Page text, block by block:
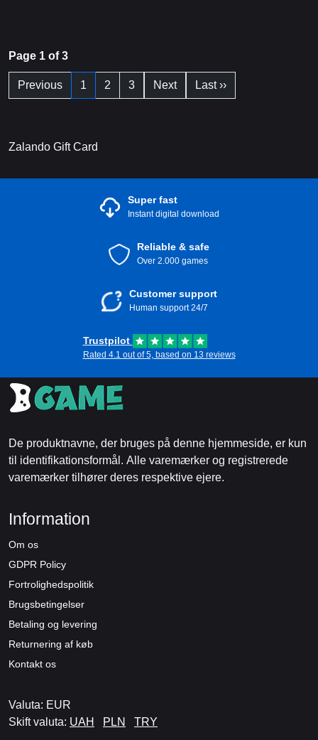
Page 1 of 3
Previous 1 2 3 Next Last ››
Zalando Gift Card
Super fast
Instant digital download
Reliable & safe
Over 2.000 games
Customer support
Human support 24/7
Trustpilot
Rated 4.1 out of 5, based on 13 reviews
De produktnavne, der bruges på denne hjemmeside, er kun
til identifikationsformål. Alle varemærker og registrerede
varemærker tilhører deres respektive ejere.
Information
Om os
GDPR Policy
Fortrolighedspolitik
Brugsbetingelser
Betaling og levering
Returnering af køb
Kontakt os
Valuta: EUR
Skift valuta: UAH PLN TRY